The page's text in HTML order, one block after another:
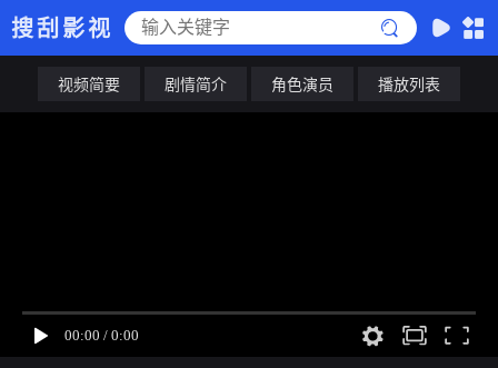
搜刮影视
视频简要 剧情简介 角色演员 播放列表